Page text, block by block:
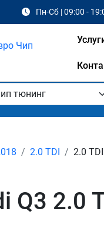
Пн-Сб | 09:00 -
2.0 TDI 2.0
Q3 2.0